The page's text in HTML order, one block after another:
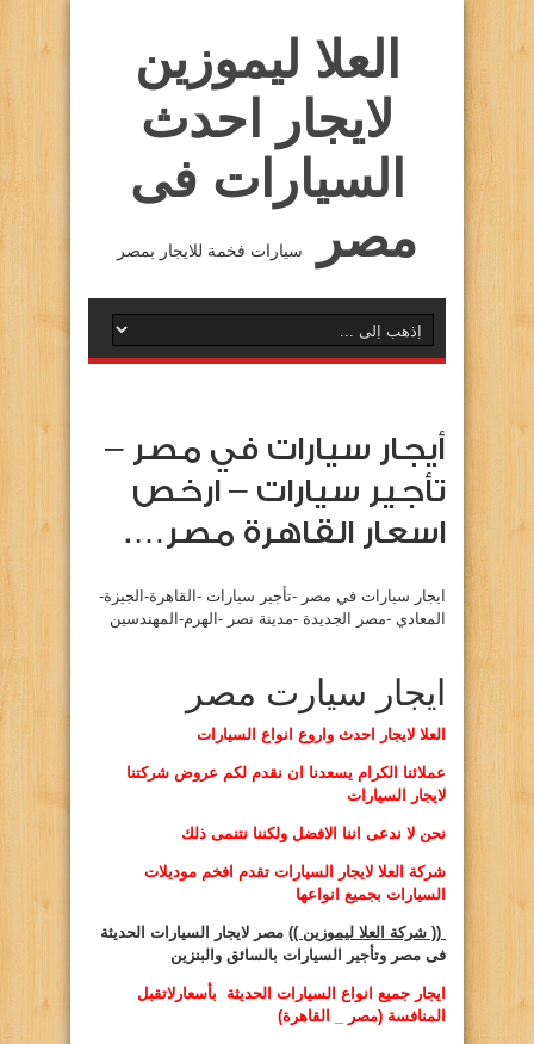
العلا ليموزين
لايجار احدث
السيارات فى
مصر
سيارات فخمة للايجار بمصر
أيجار سيارات في مصر –
تأجير سيارات – ارخص
اسعار القاهرة مصر….
ايجار سيارات في مصر -تأجير سيارات -القاهرة-الجيزة-
المعادي -مصر الجديدة -مدينة نصر -الهرم-المهندسين
ايجار سيارت مصر
العلا لايجار احدث واروع انواع السيارات
عملائنا الكرام يسعدنا ان نقدم لكم عروض شركتنا
لايجار السيارات
نحن لا ندعى اننا الافضل ولكننا نتنمى ذلك
شركة العلا لايجار السيارات تقدم افخم موديلات
السيارات بجميع انواعها
(( شركة العلا ليموزين )) مصر لايجار السيارات الحديثة
فى مصر وتأجير السيارات بالسائق والبنزين
ايجار جميع انواع السيارات الحديثة بأسعارلاتقبل
المنافسة (مصر _ القاهرة)